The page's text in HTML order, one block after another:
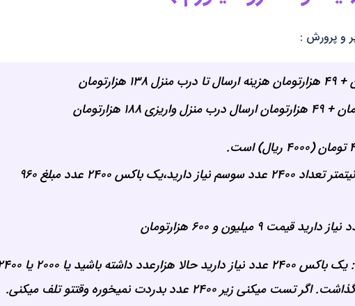
و پرورش :
۱۳۸ هزارتومان
: برای هر باکس سایز ۴۰ در ۶۰ سانیتمتر تعداد ۲۴۰۰ عدد سوسم نیاز دارید،یک باکس ۲۴۰۰ عدد مبلغ ۹۶۰
نکته دوم در خرید سوسک زرد آرد مولد: یک باکس ۲۴۰۰ عدد نیاز دارید حالا هزارعدد داشته
۲۴۰۰ عدد بدردت نمیخوره وقتتو تلف میکنی.